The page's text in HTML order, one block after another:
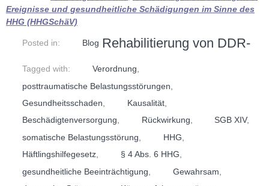
Ereignisse und gesundheitliche Schädigungen im Sinne des
HHG (HHGSchäV)
Posted in: Blog
Tagged with: Verordnung,
posttraumatische Belastungsstörungen
Gesundheitsschaden
Kausalität,
Beschädigtenversorgung, Rückwirkung, SGB XIV,
somatische Belastungsstörung
HHG
Häftlingshilfegesetz
§ 4 Abs. 6 HHG
gesundheitliche Beeinträchtigung
Gewahrsam
Rehabilitierung von DDR-